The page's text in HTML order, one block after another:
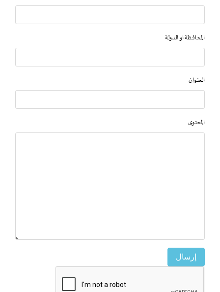
المحافظة او الدولة
العنوان
المحتوى
إرسال